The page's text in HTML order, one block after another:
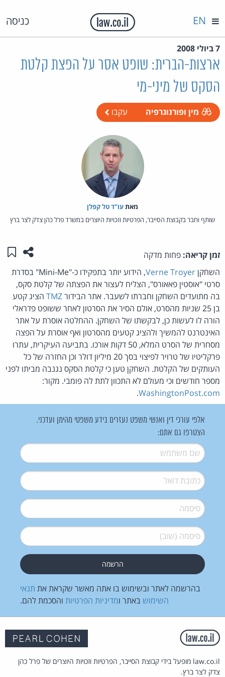
כניסה EN
7 ביולי 2008
ארצות-הברית: שופט אסר על הפצת קלטת
הסקס של מיני-מי
מין ופורנוגרפיה עקבו
מאת‏עו"ד טל קפלן
שותף וחבר בקבוצת הסייבר, הפרטיות וזכויות היוצרים במשרד פרל כהן צדק לצר ברץ
זמן קריאה: פחות מדקה שתפו
השחקןVerne Troyer
, הידוע יותר בתפקידו כ-"Mini-Me" בסדרת
סרטי "אוסטין פאאורס", הצליח לעצור את הפצתה של קלטת סקס,
בה מתועדים השחקן וחברתו לשעבר. אתר הבידורTMZ הציג קטע
בן 25 שניות מהסרט, אולם הסיר את הסרטון לאחר ששופט פדראלי
הורה לו לעשות כן, לבקשתו של השחקן. ההחלטה אוסרת על אתר
האינטרנט להמשיך ולהציג קטעים מהסרטון ואף אוסרת על הפצה
מסחרית של הסרט המלא, 50 דקות אורכו. בתביעה העיקרית, עתרו
פרקליטיו של טרויר לפיצוי בסך 20 מיליון דולר וכן החזרה של כל
העותקים של הקלטת. השחקן טען כי קלטת הסקס נגנבה מביתו לפני
מספר חודשים וכי מעולם לא התכוון לתת לה פומבי. מקור:
WashingtonPost.com
.
אלפי עורכי דין ואנשי משפט נעזרים בידע משפטי מהימן ועדכני.
הצטרפו גם אתם:
שם משתמש*
דואל*
סיסמה*
סיסמה (שוב)*
בהרשמה לאתר ובשימוש בו אתה מאשר שקראת את תנאי
השימוש באתר ומדיניות הפרטיות והסכמת להם.
law.co.il מופעל בידי קבוצת הסייבר, הפרטיות וזכויות היוצרים של פרל כהן
צדק לצר ברץ.